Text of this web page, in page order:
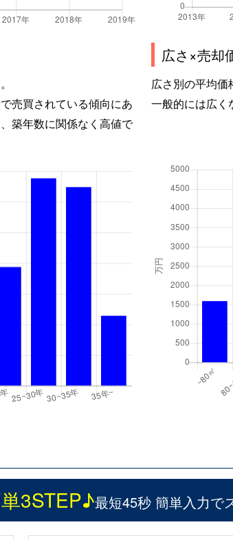
売買されている傾向にあ
築年数に関係なく高値で
広さ×売却
広さ別の平均価
一般的には広く
3STEP♪最短45秒 簡単入力で